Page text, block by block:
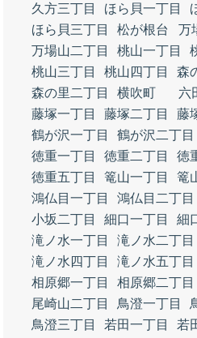
久方三丁目
ほら貝一丁目
ほら貝三丁目
松が根台
万
万場山二丁目
桃山一丁目
桃山三丁目
桃山四丁目
森
森の里二丁目
横吹町 六
藤塚一丁目
藤塚二丁目
藤
鶴が沢一丁目
鶴が沢二丁目
徳重一丁目
徳重二丁目 徳
徳重五丁目
篭山一丁目 篭
鴻仏目一丁目
鴻仏目二丁目
小坂二丁目
細口一丁目 細
滝ノ水一丁目
滝ノ水二丁目
滝ノ水四丁目
滝ノ水五丁目
相原郷一丁目
相原郷二丁目
尾崎山二丁目
鳥澄一丁目
鳥澄三丁目
若田一丁目 若